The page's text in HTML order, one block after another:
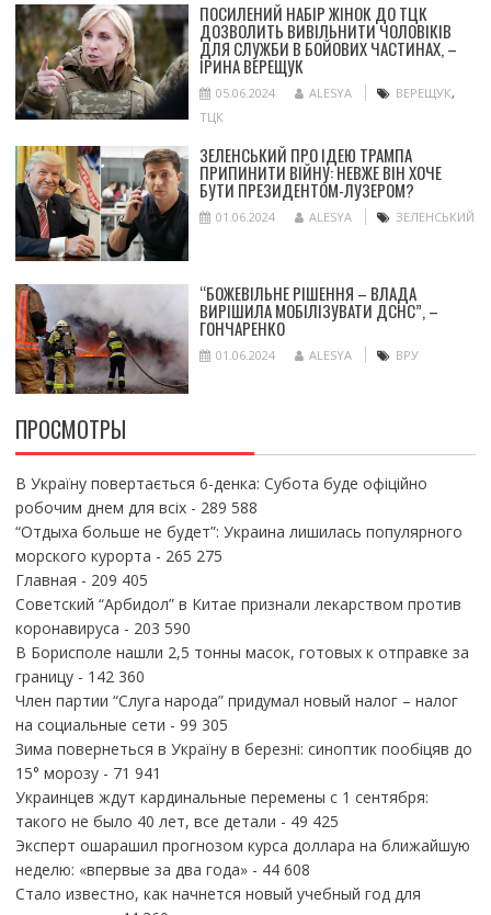
ПОСИЛЕНИЙ НАБІР ЖІНОК ДО ТЦК
ДОЗВОЛИТЬ ВИВІЛЬНИТИ ЧОЛОВІКІВ
ДЛЯ СЛУЖБИ В БОЙОВИХ ЧАСТИНАХ, –
ІРИНА ВЕРЕЩУК
05.06.2024 ALESYA ВЕРЕЩУК,
ТЦК
ЗЕЛЕНСЬКИЙ ПРО ІДЕЮ ТРАМПА
ПРИПИНИТИ ВІЙНУ: НЕВЖЕ ВІН ХОЧЕ
БУТИ ПРЕЗИДЕНТОМ-ЛУЗЕРОМ?
01.06.2024 ALESYA ЗЕЛЕНСЬКИЙ
“БОЖЕВІЛЬНЕ РІШЕННЯ – ВЛАДА
ВИРІШИЛА МОБІЛІЗУВАТИ ДСНС”, –
ГОНЧАРЕНКО
01.06.2024 ALESYA ВРУ
ПРОСМОТРЫ
В Україну повертається 6-денка: Субота буде офіційно
робочим днем для всіх- 289 588
“Отдыха больше не будет”: Украина лишилась популярного
морского курорта - 265 275
Главная - 209 405
Советский “Арбидол” в Китае признали лекарством против
коронавируса - 203 590
В Борисполе нашли 2,5 тонны масок, готовых к отправке за
границу- 142 360
Член партии “Слуга народа” придумал новый налог – налог
на социальные сети - 99 305
Зима повернеться в Україну в березні: синоптик пообіцяв до
15° морозу- 71 941
Украинцев ждут кардинальные перемены с 1 сентября:
такого не было 40 лет, все детали - 49 425
Эксперт ошарашил прогнозом курса доллара на ближайшую
неделю: «впервые за два года»- 44 608
Стало известно, как начнется новый учебный год для